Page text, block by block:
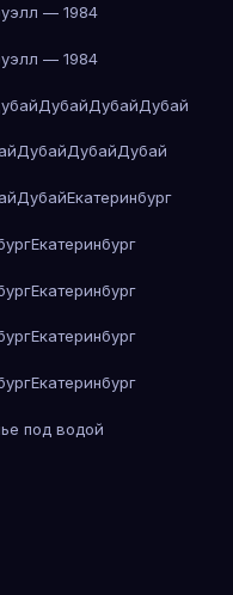
— 1984
— 1984
ДубайДубайДубай
ДубайДубайДубай
ДубайЕкатеринбург
Екатеринбург
Екатеринбург
Екатеринбург
Екатеринбург
под водой